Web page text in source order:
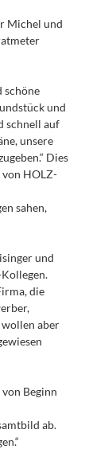
Michel und
schöne
und
schnell auf
unsere
Dies
HOLZ-
sahen,
und
die
aber
Beginn
ab.